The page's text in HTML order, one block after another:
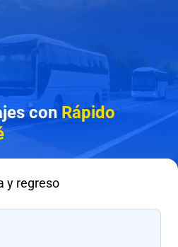
con Rápido
y regreso